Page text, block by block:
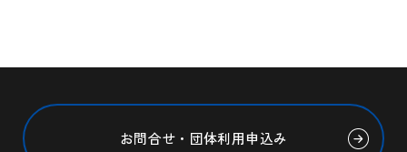
お問合せ・団体利用申込み